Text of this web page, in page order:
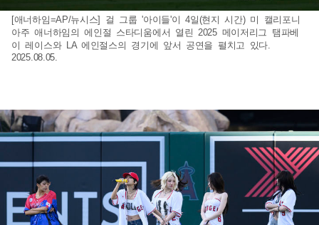
[애너하임=AP/뉴시스] 걸 그룹 '아이들'이 4일(현지 시간) 미 캘리포니
아주 애너하임의 에인절 스타디움에서 열린 2025 메이저리그 탬파베
이 레이스와 LA 에인절스의 경기에 앞서 공연을 펼치고 있다.
2025.08.05.